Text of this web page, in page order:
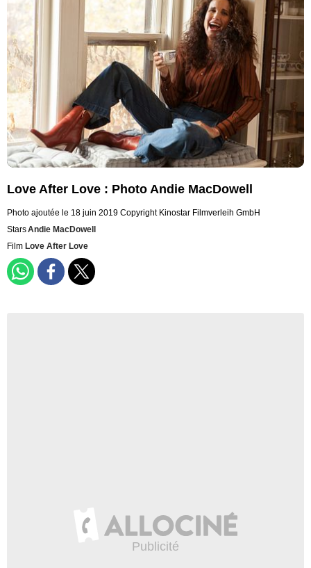
Love After Love : Photo Andie MacDowell
Photo ajoutée le 18 juin 2019 Copyright Kinostar Filmverleih GmbH
StarsAndie MacDowell
Film Love After Love